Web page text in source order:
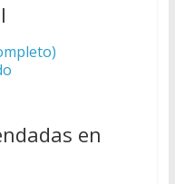
en